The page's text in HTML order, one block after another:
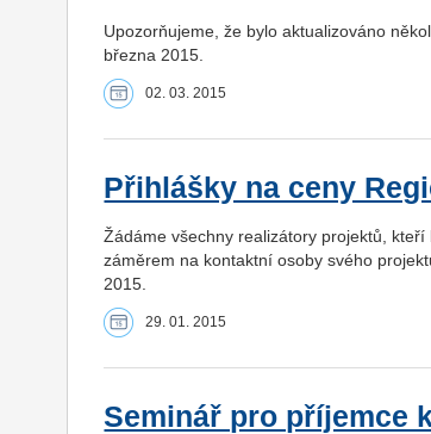
Upozorňujeme, že bylo aktualizováno
března 2015.
02. 03. 2015
Přihlášky na ceny
Žádáme všechny realizátory projektů,
záměrem na kontaktní osoby svého
2015.
29. 01. 2015
Seminář pro příjemce